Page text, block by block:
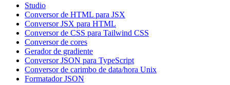
Studio
Conversor de HTML para JSX
Conversor JSX para HTML
Conversor de CSS para Tailwind CSS
Conversor de cores
Gerador de gradiente
Conversor JSON para TypeScript
Conversor de carimbo de data/hora Unix
Formatador JSON